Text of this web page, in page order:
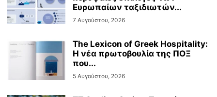
Ευρωπαίων ταξιδιωτών...
7 Αυγούστου, 2026
The Lexicon of Greek Hospitality:
Η νέα πρωτοβουλία της ΠΟΞ
που...
5 Αυγούστου, 2026